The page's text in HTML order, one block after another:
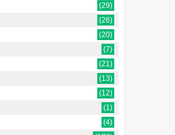
(29)
(26)
(20)
(7)
(21)
(13)
(12)
(1)
(4)